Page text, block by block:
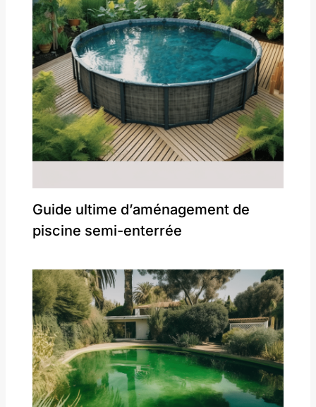
Guide ultime d’aménagement de
piscine semi-enterrée